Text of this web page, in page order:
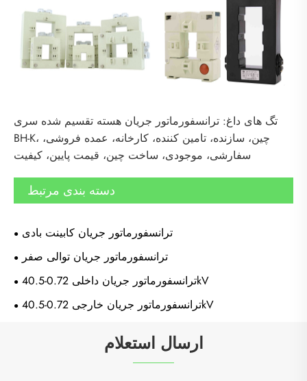
تگ های داغ: ترانسفورماتور جریان هسته تقسیم شده سری
BH-K، چین، سازنده، تامین کننده، کارخانه، عمده فروشی،
سفارشی، موجودی، ساخت چین، قیمت پایین، کیفیت
دسته بندی مرتبط
ترانسفورماتور جریان کابینت بادی
ترانسفورماتور جریان توالی صفر
ترانسفورماتور جریان داخلی 0.72-40.5kV
ترانسفورماتور جریان خارجی 0.72-40.5kV
ارسال استعلام